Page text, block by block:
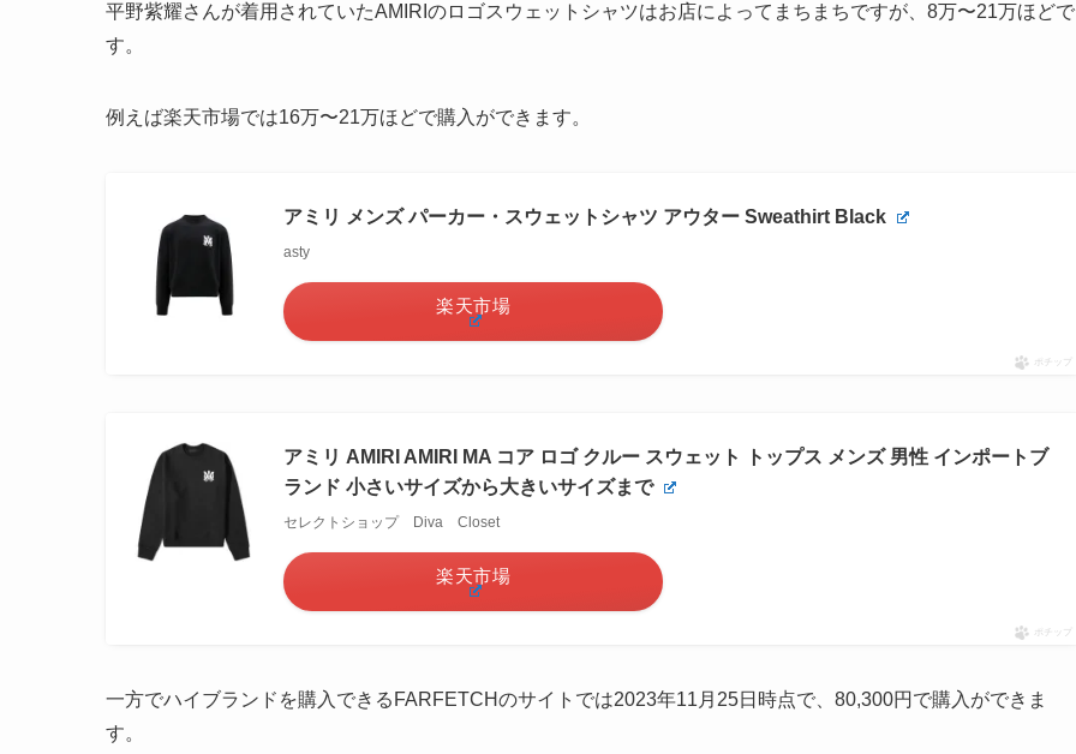
平野紫耀さんが着用されていたAMIRIのロゴスウェットシャツはお店によってまちまちですが、8万〜21万ほどで
す。
例えば楽天市場では16万〜21万ほどで購入ができます。
アミリ メンズ パーカー・スウェットシャツ アウター Sweathirt Black
asty
楽天市場
ポチップ
アミリ AMIRI AMIRI MA コア ロゴ クルー スウェット トップス メンズ 男性 インポートブ
ランド 小さいサイズから大きいサイズまで
セレクトショップ Diva Closet
楽天市場
ポチップ
一方でハイブランドを購入できるFARFETCHのサイトでは2023年11月25日時点で、80,300円で購入ができま
す。